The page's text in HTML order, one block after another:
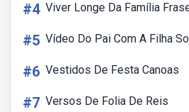
#4 Viver Longe Da Família
#5 Vídeo Do Pai Com A Filha
#6 Vestidos De Festa Canoas
#7 Versos De Folia De Reis